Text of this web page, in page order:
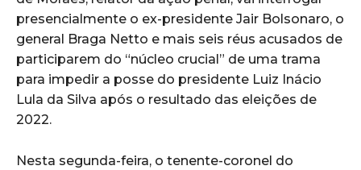
presencialmente o ex-presidente Jair Bolsonaro, o
general Braga Netto e mais seis réus acusados de
participarem do “núcleo crucial” de uma trama
para impedir a posse do presidente Luiz Inácio
Lula da Silva após o resultado das eleições de
2022.
Nesta segunda-feira, o tenente-coronel do